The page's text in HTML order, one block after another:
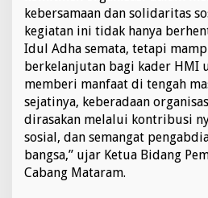
kebersamaan dan solidaritas
kegiatan ini tidak hanya
Idul Adha semata, tetapi
berkelanjutan bagi kader HMI
memberi manfaat di tengah
sejatinya, keberadaan
dirasakan melalui kontribusi
sosial, dan semangat
bangsa,” ujar Ketua Bidang
Cabang Mataram.